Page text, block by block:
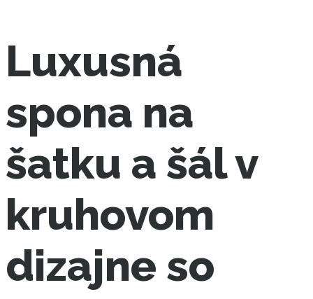
Luxusná
spona na
šatku a šál v
kruhovom
dizajne so